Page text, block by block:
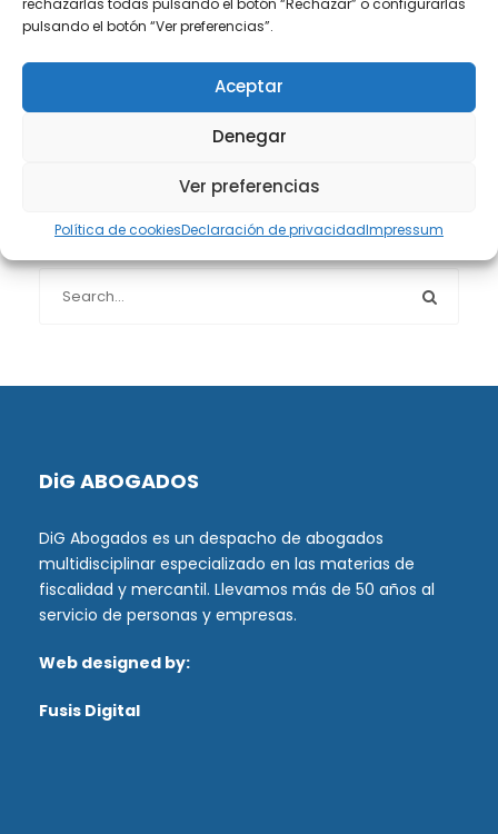
pulsando el botón “Ver preferencias”.
Aceptar
Denegar
Ver preferencias
Política de cookiesDeclaración de privacidadImpressum
Protección de datos(40)
Buscador de artículos
DiG ABOGADOS
DiG Abogados es un despacho de abogados
multidisciplinar especializado en las materias de
fiscalidad y mercantil. Llevamos más de 50 años al
servicio de personas y empresas.
Web designed by:
Fusis Digital